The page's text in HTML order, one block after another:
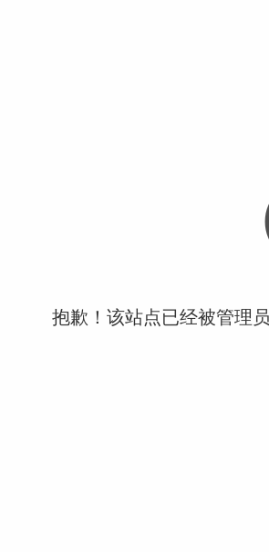
抱歉！该站点已经被管理